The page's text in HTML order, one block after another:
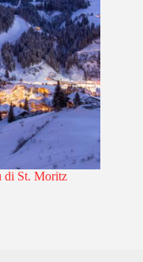
di St. Moritz